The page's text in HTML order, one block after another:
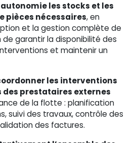
les stocks et les
pièces nécessaires, en
et la gestion complète de
de garantir la disponibilité des
et maintenir un
les interventions
prestataires externes
de la flotte : planification
suivi des travaux, contrôle des
des factures.